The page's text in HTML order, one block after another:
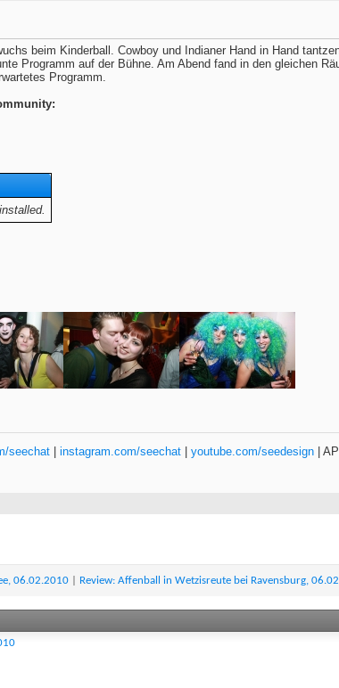
beim Kinderball. Cowboy und Indianer Hand in Hand
Programm auf der Bühne. Am Abend fand in den gleichen
Programm.
seechat instagram.com/seechat youtube.com/seedesign |
06.02.2010 Review: Affenball in Wetzisreute bei Ravensburg,